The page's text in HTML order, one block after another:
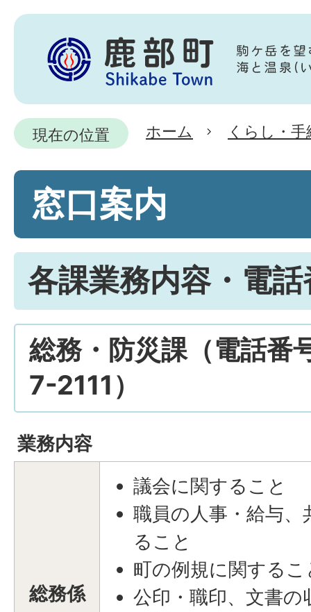
現在の位置 ホーム くらし・手
窓口案内
各課業務内容・電話
総務・防災課（電話番
7-2111）
業務内容
総務係
議会に関すること
職員の人事・給与
ること
町の例規に関するこ
公印・職印、文書の